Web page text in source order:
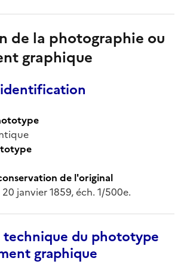
de la photographie ou
graphique
de l'original
janvier 1859, éch. 1/500e.
du phototype
graphique